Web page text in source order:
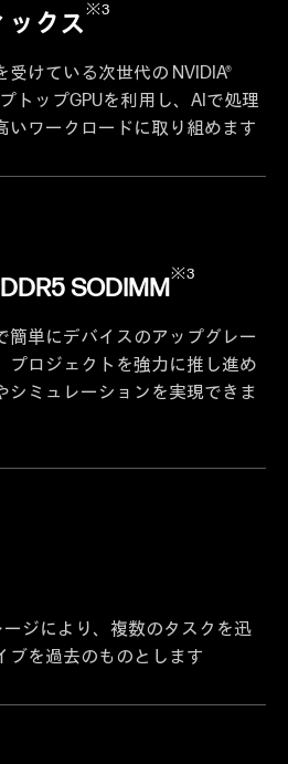
ックス※3
けている次世代の NVIDIA®
トップGPUを利用し、AIで処理
いワークロードに取り組めます
SODIMM※3
簡単にデバイスのアップグレー
プロジェクトを強力に推し進め
シミュレーションを実現できま
ジにより、複数のタスクを迅
ブを過去のものとします